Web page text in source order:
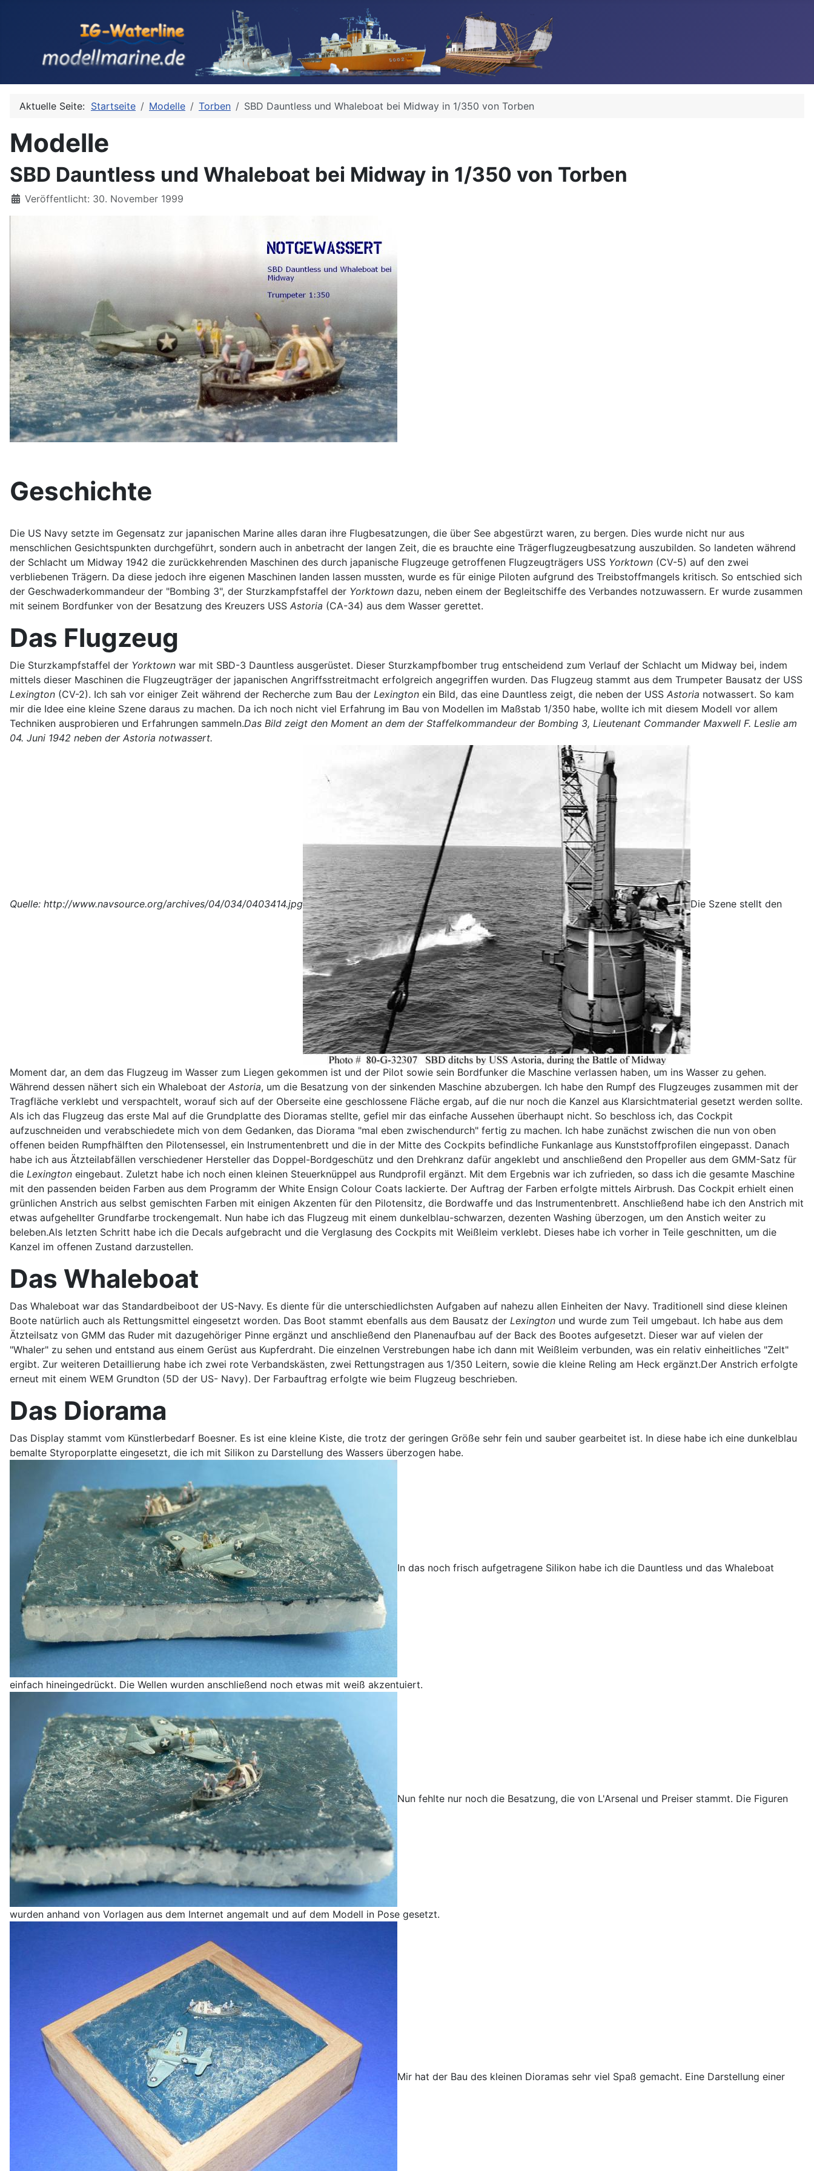
Aktuelle Seite: Startseite Modelle Torben SBD Dauntless und Whaleboat bei Midway in 1/350 von Torben
Modelle
SBD Dauntless und Whaleboat bei Midway in 1/350 von Torben
Details
Veröffentlicht: 30. November 1999
Geschichte
Die US Navy setzte im Gegensatz zur japanischen Marine alles daran ihre Flugbesatzungen, die über See abgestürzt waren, zu bergen. Dies wurde nicht nur aus
menschlichen Gesichtspunkten durchgeführt, sondern auch in anbetracht der langen Zeit, die es brauchte eine Trägerflugzeugbesatzung auszubilden. So landeten während
der Schlacht um Midway 1942 die zurückkehrenden Maschinen des durch japanische Flugzeuge getroffenen Flugzeugträgers USS Yorktown (CV-5) auf den zwei
verbliebenen Trägern. Da diese jedoch ihre eigenen Maschinen landen lassen mussten, wurde es für einige Piloten aufgrund des Treibstoffmangels kritisch. So entschied sich
der Geschwaderkommandeur der "Bombing 3", der Sturzkampfstaffel der Yorktown dazu, neben einem der Begleitschiffe des Verbandes notzuwassern. Er wurde zusammen
mit seinem Bordfunker von der Besatzung des Kreuzers USS Astoria (CA-34) aus dem Wasser gerettet.
Das Flugzeug
Die Sturzkampfstaffel der Yorktown war mit SBD-3 Dauntless ausgerüstet. Dieser Sturzkampfbomber trug entscheidend zum Verlauf der Schlacht um Midway bei, indem
mittels dieser Maschinen die Flugzeugträger der japanischen Angriffsstreitmacht erfolgreich angegriffen wurden. Das Flugzeug stammt aus dem Trumpeter Bausatz der USS
Lexington (CV-2). Ich sah vor einiger Zeit während der Recherche zum Bau der Lexington ein Bild, das eine Dauntless zeigt, die neben der USS Astoria notwassert. So kam
mir die Idee eine kleine Szene daraus zu machen. Da ich noch nicht viel Erfahrung im Bau von Modellen im Maßstab 1/350 habe, wollte ich mit diesem Modell vor allem
Techniken ausprobieren und Erfahrungen sammeln.Das Bild zeigt den Moment an dem der Staffelkommandeur der Bombing 3, Lieutenant Commander Maxwell F. Leslie am
04. Juni 1942 neben der Astoria notwassert.
Quelle: http://www.navsource.org/archives/04/034/0403414.jpg Die Szene stellt den
Moment dar, an dem das Flugzeug im Wasser zum Liegen gekommen ist und der Pilot sowie sein Bordfunker die Maschine verlassen haben, um ins Wasser zu gehen.
Während dessen nähert sich ein Whaleboat der Astoria, um die Besatzung von der sinkenden Maschine abzubergen. Ich habe den Rumpf des Flugzeuges zusammen mit der
Tragfläche verklebt und verspachtelt, worauf sich auf der Oberseite eine geschlossene Fläche ergab, auf die nur noch die Kanzel aus Klarsichtmaterial gesetzt werden sollte.
Als ich das Flugzeug das erste Mal auf die Grundplatte des Dioramas stellte, gefiel mir das einfache Aussehen überhaupt nicht. So beschloss ich, das Cockpit
aufzuschneiden und verabschiedete mich von dem Gedanken, das Diorama "mal eben zwischendurch" fertig zu machen. Ich habe zunächst zwischen die nun von oben
offenen beiden Rumpfhälften den Pilotensessel, ein Instrumentenbrett und die in der Mitte des Cockpits befindliche Funkanlage aus Kunststoffprofilen eingepasst. Danach
habe ich aus Ätzteilabfällen verschiedener Hersteller das Doppel-Bordgeschütz und den Drehkranz dafür angeklebt und anschließend den Propeller aus dem GMM-Satz für
die Lexington eingebaut. Zuletzt habe ich noch einen kleinen Steuerknüppel aus Rundprofil ergänzt. Mit dem Ergebnis war ich zufrieden, so dass ich die gesamte Maschine
mit den passenden beiden Farben aus dem Programm der White Ensign Colour Coats lackierte. Der Auftrag der Farben erfolgte mittels Airbrush. Das Cockpit erhielt einen
grünlichen Anstrich aus selbst gemischten Farben mit einigen Akzenten für den Pilotensitz, die Bordwaffe und das Instrumentenbrett. Anschließend habe ich den Anstrich mit
etwas aufgehellter Grundfarbe trockengemalt. Nun habe ich das Flugzeug mit einem dunkelblau-schwarzen, dezenten Washing überzogen, um den Anstich weiter zu
beleben.Als letzten Schritt habe ich die Decals aufgebracht und die Verglasung des Cockpits mit Weißleim verklebt. Dieses habe ich vorher in Teile geschnitten, um die
Kanzel im offenen Zustand darzustellen.
Das Whaleboat
Das Whaleboat war das Standardbeiboot der US-Navy. Es diente für die unterschiedlichsten Aufgaben auf nahezu allen Einheiten der Navy. Traditionell sind diese kleinen
Boote natürlich auch als Rettungsmittel eingesetzt worden. Das Boot stammt ebenfalls aus dem Bausatz der Lexington und wurde zum Teil umgebaut. Ich habe aus dem
Ätzteilsatz von GMM das Ruder mit dazugehöriger Pinne ergänzt und anschließend den Planenaufbau auf der Back des Bootes aufgesetzt. Dieser war auf vielen der
"Whaler" zu sehen und entstand aus einem Gerüst aus Kupferdraht. Die einzelnen Verstrebungen habe ich dann mit Weißleim verbunden, was ein relativ einheitliches "Zelt"
ergibt. Zur weiteren Detaillierung habe ich zwei rote Verbandskästen, zwei Rettungstragen aus 1/350 Leitern, sowie die kleine Reling am Heck ergänzt.Der Anstrich erfolgte
erneut mit einem WEM Grundton (5D der US- Navy). Der Farbauftrag erfolgte wie beim Flugzeug beschrieben.
Das Diorama
Das Display stammt vom Künstlerbedarf Boesner. Es ist eine kleine Kiste, die trotz der geringen Größe sehr fein und sauber gearbeitet ist. In diese habe ich eine dunkelblau
bemalte Styroporplatte eingesetzt, die ich mit Silikon zu Darstellung des Wassers überzogen habe.
In das noch frisch aufgetragene Silikon habe ich die Dauntless und das Whaleboat
einfach hineingedrückt. Die Wellen wurden anschließend noch etwas mit weiß akzentuiert.
Nun fehlte nur noch die Besatzung, die von L'Arsenal und Preiser stammt. Die Figuren
wurden anhand von Vorlagen aus dem Internet angemalt und auf dem Modell in Pose gesetzt.
Mir hat der Bau des kleinen Dioramas sehr viel Spaß gemacht. Eine Darstellung einer